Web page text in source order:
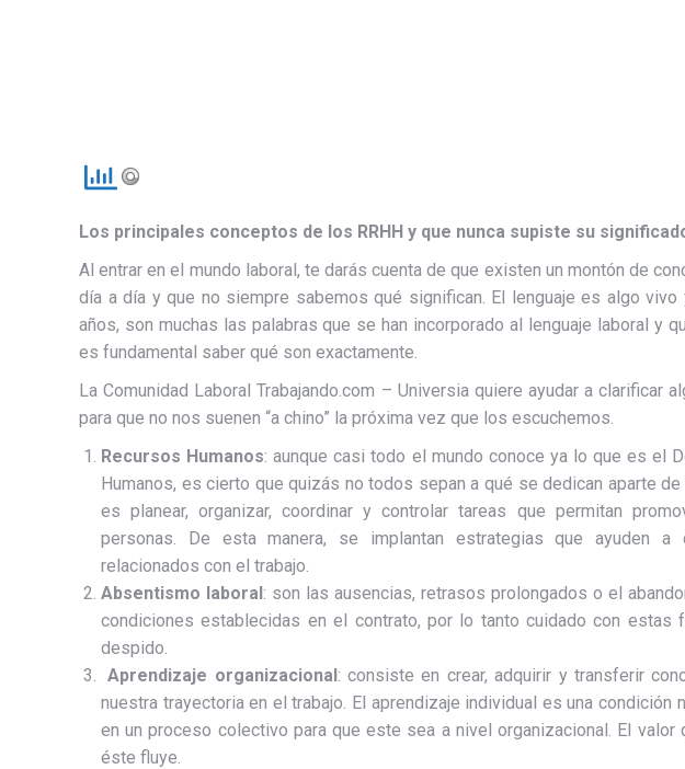
Los principales conceptos de los RRHH y que nunca supiste su
Al entrar en el mundo laboral, te darás cuenta de que existen un montón de
día a día y que no siempre sabemos qué significan. El lenguaje es algo
años, son muchas las palabras que se han incorporado al lenguaje laboral y
es fundamental saber qué son exactamente.
La Comunidad Laboral Trabajando.com – Universia quiere ayudar a clarificar
para que no nos suenen “a chino” la próxima vez que los escuchemos.
Recursos Humanos: aunque casi todo el mundo conoce ya lo que es el
Humanos, es cierto que quizás no todos sepan a qué se dedican aparte
es planear, organizar, coordinar y controlar tareas que permitan
personas. De esta manera, se implantan estrategias que ayuden a
relacionados con el trabajo.
Absentismo laboral: son las ausencias, retrasos prolongados o el
condiciones establecidas en el contrato, por lo tanto cuidado con estas
despido.
Aprendizaje organizacional: consiste en crear, adquirir y transferir
nuestra trayectoria en el trabajo. El aprendizaje individual es una condición
en un proceso colectivo para que este sea a nivel organizacional. El
éste fluye.